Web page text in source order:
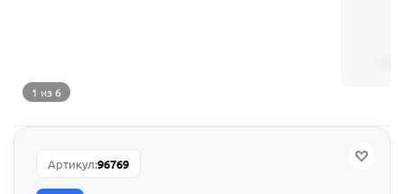
1 из 6
Артикул:96769